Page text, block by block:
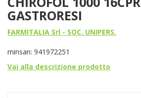
GASTRORESI
FARMITALIA Srl - SOC. UNIPERS.
minsan: 941972251
Vai alla descrizione prodotto